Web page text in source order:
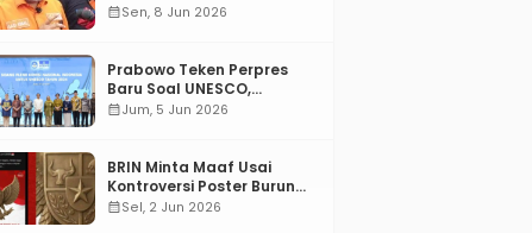
Mengapa?
calendar_monthSen, 8 Jun 2026
Prabowo Teken Perpres
Baru Soal UNESCO,
Tentang Apa?
calendar_monthJum, 5 Jun 2026
BRIN Minta Maaf Usai
Kontroversi Poster Burung
Garuda
calendar_monthSel, 2 Jun 2026